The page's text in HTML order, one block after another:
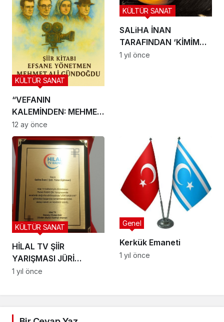
“VEFANIN
KALEMİNDEN: MEHMET
GÜNDOĞDU AZİZ
SANATÇILARA SAYGI
ŞİİRLERİ”
KÜLTÜR SANAT
12 ay önce
SALiHA İNAN
TARAFINDAN ‘KİMİM
BEN’ ŞiiRi ANALİZ VE
KÜLTÜR SANAT
1 yıl önce
HİLAL TV ŞİİR
YARIŞMASI JÜRİ
BAŞKANLIĞI PLAKETİ
KÜLTÜR SANAT
1 yıl önce
Kerkük Emaneti
Genel
1 yıl önce